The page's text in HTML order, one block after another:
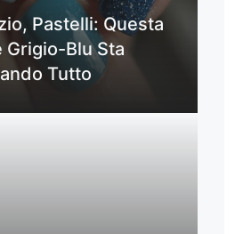
Pastelli: Questa
Grigio-Blu Sta
Tutto